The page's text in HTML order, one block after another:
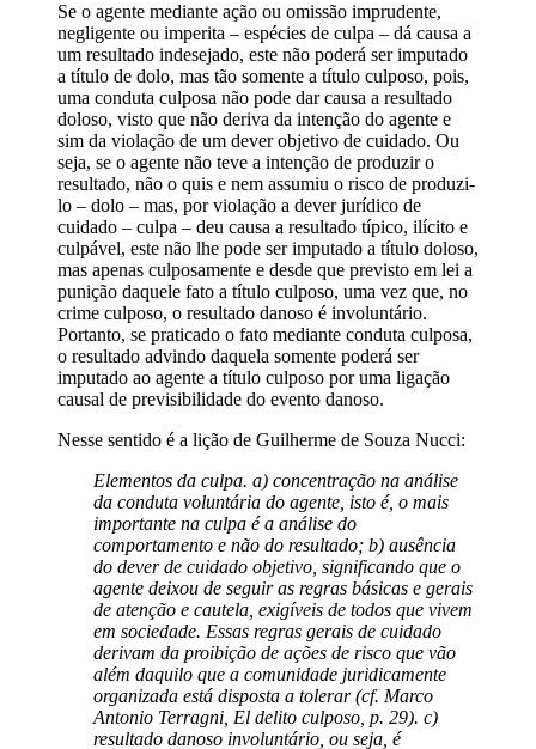
Se o agente mediante ação ou omissão imprudente,
negligente ou imperita – espécies de culpa – dá causa a
um resultado indesejado, este não poderá ser imputado
a título de dolo, mas tão somente a título culposo, pois,
uma conduta culposa não pode dar causa a resultado
doloso, visto que não deriva da intenção do agente e
sim da violação de um dever objetivo de cuidado. Ou
seja, se o agente não teve a intenção de produzir o
resultado, não o quis e nem assumiu o risco de produzi-
lo – dolo – mas, por violação a dever jurídico de
cuidado – culpa – deu causa a resultado típico, ilícito e
culpável, este não lhe pode ser imputado a título doloso,
mas apenas culposamente e desde que previsto em lei a
punição daquele fato a título culposo, uma vez que, no
crime culposo, o resultado danoso é involuntário.
Portanto, se praticado o fato mediante conduta culposa,
o resultado advindo daquela somente poderá ser
imputado ao agente a título culposo por uma ligação
causal de previsibilidade do evento danoso.
Nesse sentido é a lição de Guilherme de Souza Nucci:
Elementos da culpa. a) concentração na análise
da conduta voluntária do agente, isto é, o mais
importante na culpa é a análise do
comportamento e não do resultado; b) ausência
do dever de cuidado objetivo, significando que o
agente deixou de seguir as regras básicas e gerais
de atenção e cautela, exigíveis de todos que vivem
em sociedade. Essas regras gerais de cuidado
derivam da proibição de ações de risco que vão
além daquilo que a comunidade juridicamente
organizada está disposta a tolerar (cf. Marco
Antonio Terragni, El delito culposo, p. 29). c)
resultado danoso involuntário, ou seja, é